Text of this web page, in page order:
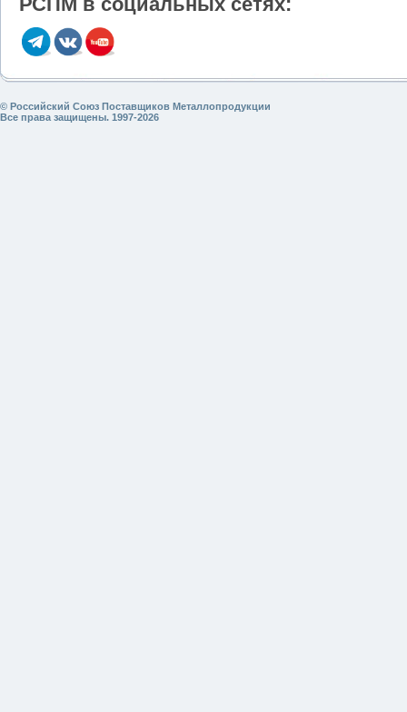
© Российский Союз Поставщиков Металлопродукции
Все права защищены. 1997-2026